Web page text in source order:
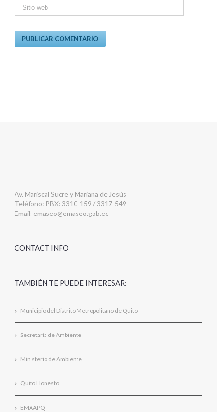
Av. Mariscal Sucre y Mariana de Jesús
Teléfono: PBX: 3310-159 / 3317-549
Email: emaseo@emaseo.gob.ec
CONTACT INFO
TAMBIÉN TE PUEDE INTERESAR:
Municipio del Distrito Metropolitano de Quito
Secretaría de Ambiente
Ministerio de Ambiente
Quito Honesto
EMAAPQ